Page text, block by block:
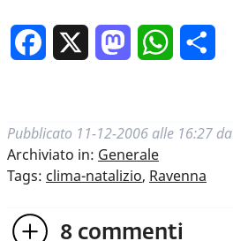
Facebook MastodonWhatsApp
Pubblicato 11-12-2006 alle 16:27 da
Archiviato in: Generale
Tags: clima-natalizio, Ravenna
8 commenti